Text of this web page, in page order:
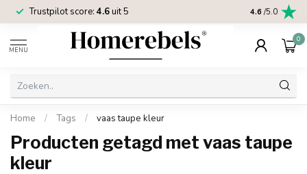
Trustpilot score: 4.6uit 5 2 jaar
4.6 /5.0
MENU
0
Home / Tags / vaas taupe kleur
Producten getagd met vaas taupe
kleur